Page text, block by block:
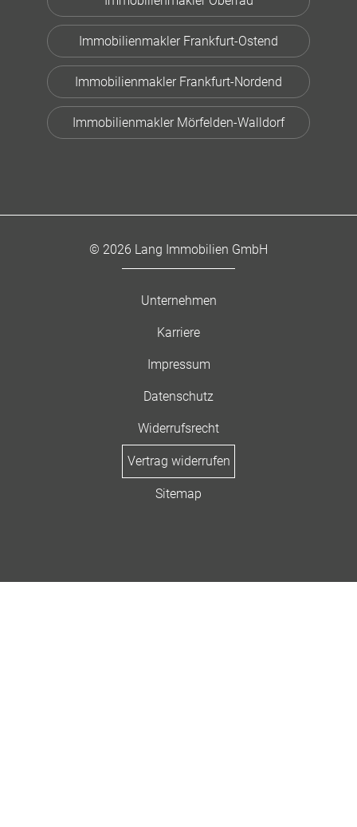
Immobilienmakler Frankfurt-Ostend
Immobilienmakler Frankfurt-Nordend
Immobilienmakler Mörfelden-Walldorf
© 2026 Lang Immobilien GmbH
Unternehmen
Karriere
Impressum
Datenschutz
Widerrufsrecht
Vertrag widerrufen
Sitemap